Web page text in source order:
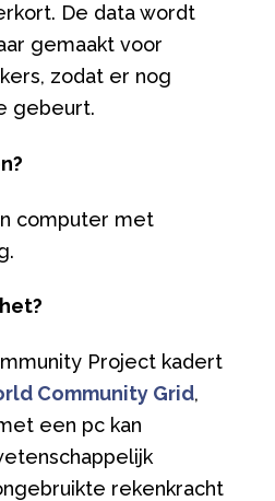
De data wordt
gemaakt voor
zodat er nog
gebeurt.
computer met
Project kadert
Community Grid,
een pc kan
rekenkracht